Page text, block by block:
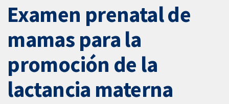
Examen prenatal de
mamas para la
promoción de la
lactancia materna